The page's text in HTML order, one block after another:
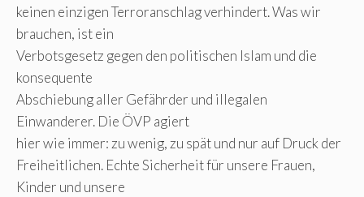
keinen einzigen Terroranschlag verhindert. Was wir
brauchen, ist ein
Verbotsgesetz gegen den politischen Islam und die
konsequente
Abschiebung aller Gefährder und illegalen
Einwanderer. Die ÖVP agiert
hier wie immer: zu wenig, zu spät und nur auf Druck der
Freiheitlichen. Echte Sicherheit für unsere Frauen,
Kinder und unsere